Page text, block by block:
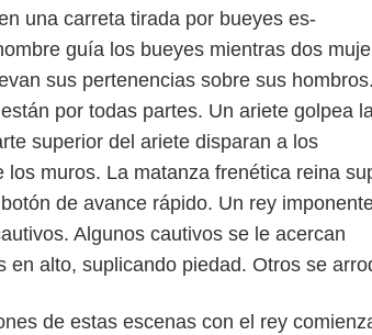
una carreta tirada por bueyes es-
guía los bueyes mientras dos
sus pertenencias sobre sus hombros.
por todas partes. Un ariete golpea
superior del ariete disparan a los
los muros. La matanza frenética reina
de avance rápido. Un rey
Algunos cautivos se le acercan
en alto, suplicando piedad. Otros se
de estas escenas con el rey